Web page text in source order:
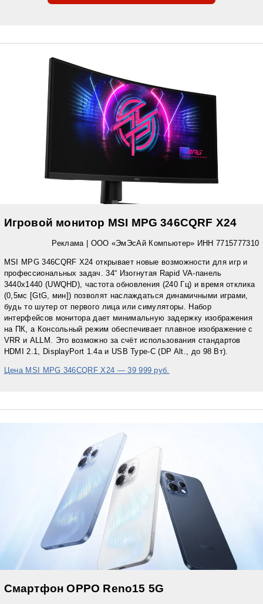
Игровой монитор MSI MPG 346CQRF X24
Реклама | ООО «ЭмЭсАй Компьютер» ИНН 7715777310
MSI MPG 346CQRF X24 открывает новые возможности для игр и
профессиональных задач. 34“ Изогнутая Rapid VA-панель
3440x1440 (UWQHD), частота обновления (240 Гц) и время отклика
(0,5мс [GtG, мин]) позволят наслаждаться динамичными играми,
будь то шутер от первого лица или симуляторы. Набор
интерфейсов монитора дает минимальную задержку изображения
на ПК, а Консольный режим обеспечивает плавное изображение с
VRR и ALLM. Это возможно за счёт использования стандартов
HDMI 2.1, DisplayPort 1.4a и USB Type-C (DP Alt., до 98 Вт).
Цена MSI MPG 346CQRF X24 — 39 999 руб.
Смартфон OPPO Reno15 5G